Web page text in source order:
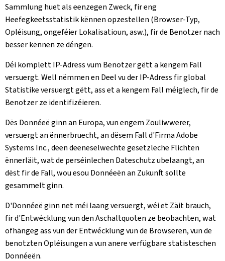
Sammlung huet als eenzegen Zweck, fir eng
Heefegkeetsstatistik kënnen opzestellen (Browser-Typ,
Opléisung, ongeféier Lokalisatioun, asw.), fir de Benotzer nach
besser kënnen ze déngen.
Déi komplett IP-Adress vum Benotzer gëtt a kengem Fall
versuergt. Well nëmmen en Deel vu der IP-Adress fir global
Statistike versuergt gëtt, ass et a kengem Fall méiglech, fir de
Benotzer ze identifizéieren.
Dës Donnéeë ginn an Europa, vun engem Zouliwwerer,
versuergt an ënnerbruecht, an dësem Fall d'Firma Adobe
Systems Inc., deen deeneselwechte gesetzleche Flichten
ënnerläit, wat de perséinlechen Dateschutz ubelaangt, an
dëst fir de Fall, wou esou Donnéeën an Zukunft sollte
gesammelt ginn.
D'Donnéeë ginn net méi laang versuergt, wéi et Zäit brauch,
fir d'Entwécklung vun den Aschaltquoten ze beobachten, wat
ofhängeg ass vun der Entwécklung vun de Browseren, vun de
benotzten Opléisungen a vun anere verfügbare statisteschen
Donnéeën.